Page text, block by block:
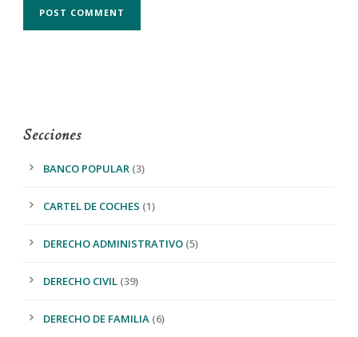
Secciones
BANCO POPULAR (3)
CARTEL DE COCHES (1)
DERECHO ADMINISTRATIVO (5)
DERECHO CIVIL (39)
DERECHO DE FAMILIA (6)